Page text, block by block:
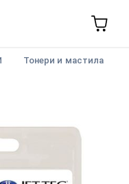
Тонери и мастила